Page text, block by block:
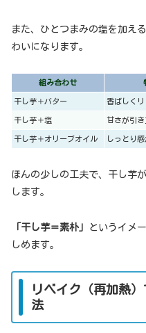
また、ひとつまみの塩を加え
わいになります。
組み合わせ
干し芋＋バター 香ばしく
干し芋＋塩 甘さが引き
干し芋＋オリーブオイル しっとり
ほんの少しの工夫で、干し芋
します。
「干し芋＝素朴」
というイメ
しめます。
リベイク（再加熱
法